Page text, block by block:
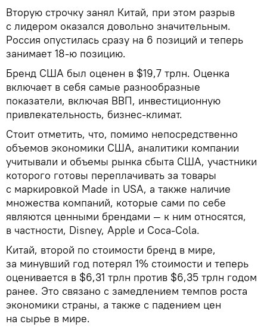
Вторую строчку занял Китай, при этом разрыв
с лидером оказался довольно значительным.
Россия опустилась сразу на 6 позиций и теперь
занимает 18-ю позицию.
Бренд США был оценен в $19,7 трлн. Оценка
включает в себя самые разнообразные
показатели, включая ВВП, инвестиционную
привлекательность, бизнес-климат.
Стоит отметить, что, помимо непосредственно
объемов экономики США, аналитики компании
учитывали и объемы рынка сбыта США, участники
которого готовы переплачивать за товары
с маркировкой Made in USA, а также наличие
множества компаний, которые сами по себе
являются ценными брендами — к ним относятся,
в частности, Disney, Apple и Coca-Cola.
Китай, второй по стоимости бренд в мире,
за минувший год потерял 1% стоимости и теперь
оценивается в $6,31 трлн против $6,35 трлн годом
ранее. Это связано с замедлением темпов роста
экономики страны, а также с падением цен
на сырье в мире.